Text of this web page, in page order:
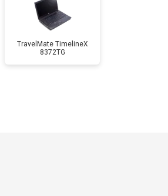
Заказать
Заказать
TravelMate TimelineX
8372TG